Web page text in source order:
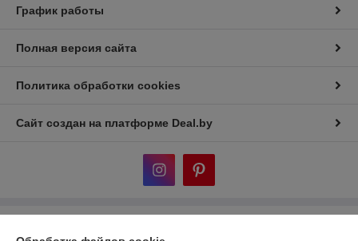
График работы
Полная версия сайта
Политика обработки cookies
Сайт создан на платформе Deal.by